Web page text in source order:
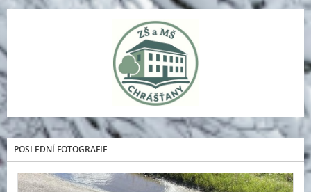
POSLEDNÍ FOTOGRAFIE